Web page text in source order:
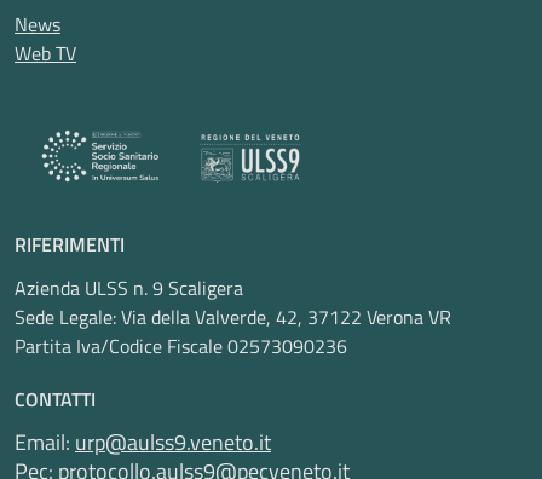
News
Web TV
RIFERIMENTI
Azienda ULSS n. 9 Scaligera
Sede Legale: Via della Valverde, 42, 37122 Verona VR
Partita Iva/Codice Fiscale 02573090236
CONTATTI
Email: urp@aulss9.veneto.it
Pec: protocollo.aulss9@pecveneto.it